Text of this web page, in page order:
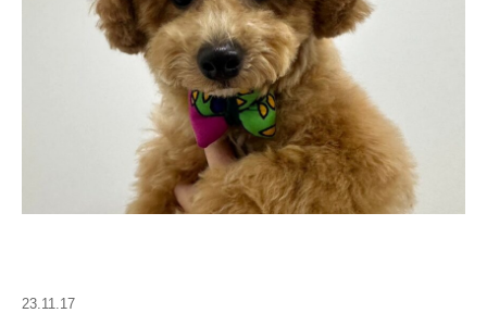
23.11.17
ブログ